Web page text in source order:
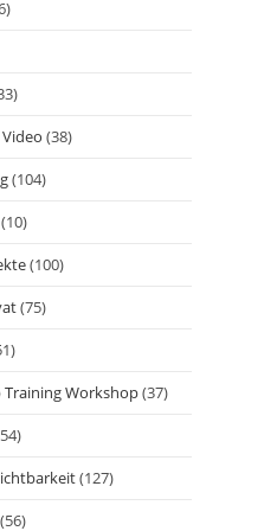
(38)
(104)
(10)
(100)
(75)
Workshop(37)
(127)
(56)